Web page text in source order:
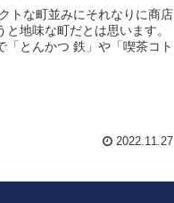
トな町並みにそれなりに商店
地味な町だとは思います。
とんかつ 鉄」や「喫茶コト
2022.11.27